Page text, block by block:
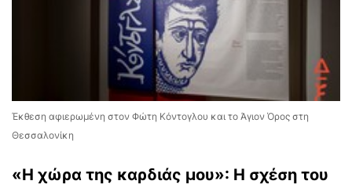
Έκθεση αφιερωμένη στον Φώτη Κόντογλου και το Άγιον Όρος στη
Θεσσαλονίκη
«Η χώρα της καρδιάς μου»: Η σχέση του